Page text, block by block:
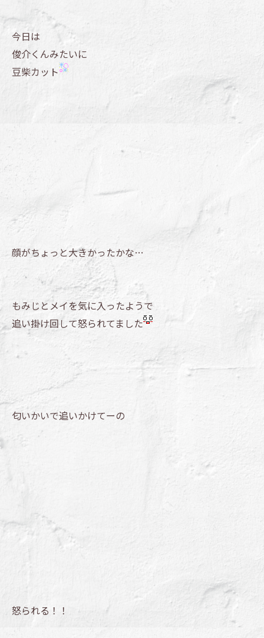
今日は
俊介くんみたいに
豆柴カット
顔がちょっと大きかったかな…
もみじとメイを気に入ったようで
追い掛け回して怒られてました
匂いかいで追いかけてーの
怒られる！！